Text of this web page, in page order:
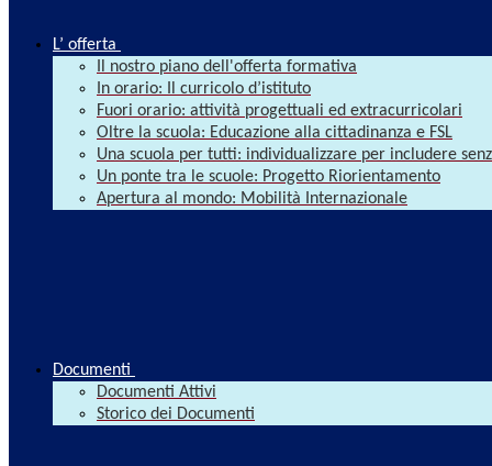
L’ offerta
Il nostro piano dell'offerta formativa
In orario: Il curricolo d’istituto
Fuori orario: attività progettuali ed extracurricolari
Oltre la scuola: Educazione alla cittadinanza e FSL
Una scuola per tutti: individualizzare per includere
Un ponte tra le scuole: Progetto Riorientamento
Apertura al mondo: Mobilità Internazionale
Documenti
Documenti Attivi
Storico dei Documenti